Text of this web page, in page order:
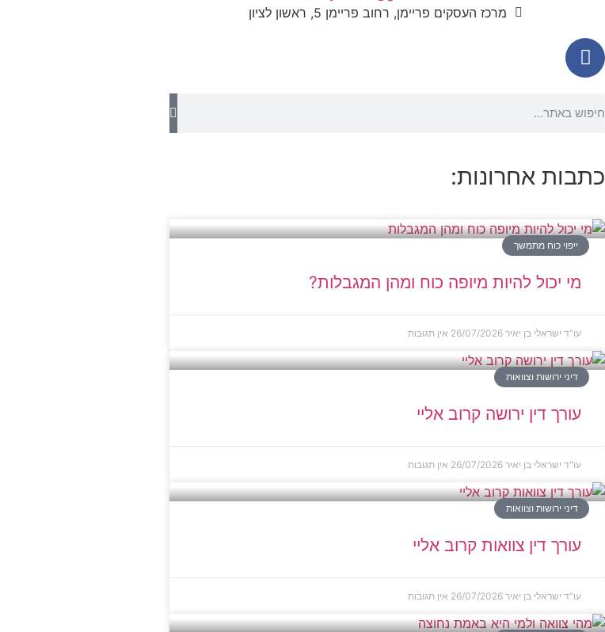
מרכז העסקים פריימן, רחוב פריימן 5, ראשון לציון
כתבות אחרונות:
ייפוי כוח מתמשך
מי יכול להיות מיופה כוח ומהן המגבלות?
עו"ד ישראלי בן יאיר 26/07/2026 אין תגובות
דיני ירושות וצוואות
עורך דין ירושה קרוב אליי
עו"ד ישראלי בן יאיר 26/07/2026 אין תגובות
דיני ירושות וצוואות
עורך דין צוואות קרוב אליי
עו"ד ישראלי בן יאיר 26/07/2026 אין תגובות